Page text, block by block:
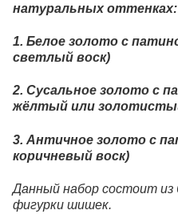
натуральных оттенках:
1. Белое золото с
светлый воск)
2. Сусальное золото с
жёлтый или
3. Античное золото с
коричневый воск)
Данный набор состоит из
фигурки шишек.